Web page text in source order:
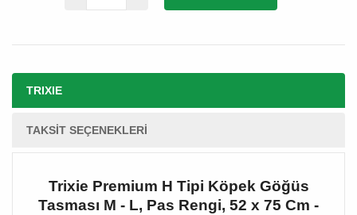
TRIXIE
TAKSIT SEÇENEKLERI
Trixie Premium H Tipi Köpek Göğüs
Tasması M - L, Pas Rengi, 52 x 75 Cm -